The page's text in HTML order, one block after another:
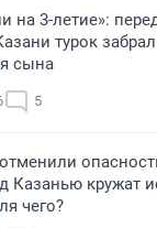
на 3-летие»:
турок
сына
5
Казанью кружат
чего?